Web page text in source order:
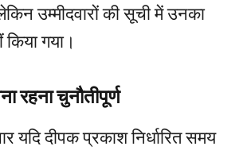
उम्मीदवारों की सूची में उनका
किया गया।
रहना चुनौतीपूर्ण
यदि दीपक प्रकाश निर्धारित समय